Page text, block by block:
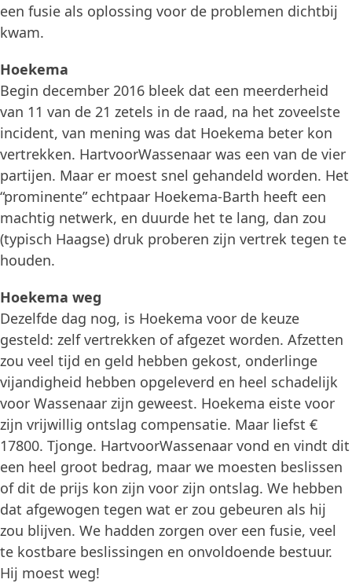
een fusie als oplossing voor de problemen dichtbij
kwam.
Hoekema
Begin december 2016 bleek dat een meerderheid
van 11 van de 21 zetels in de raad, na het zoveelste
incident, van mening was dat Hoekema beter kon
vertrekken. HartvoorWassenaar was een van de vier
partijen. Maar er moest snel gehandeld worden. Het
“prominente” echtpaar Hoekema-Barth heeft een
machtig netwerk, en duurde het te lang, dan zou
(typisch Haagse) druk proberen zijn vertrek tegen te
houden.
Hoekema weg
Dezelfde dag nog, is Hoekema voor de keuze
gesteld: zelf vertrekken of afgezet worden. Afzetten
zou veel tijd en geld hebben gekost, onderlinge
vijandigheid hebben opgeleverd en heel schadelijk
voor Wassenaar zijn geweest. Hoekema eiste voor
zijn vrijwillig ontslag compensatie. Maar liefst €
17800. Tjonge. HartvoorWassenaar vond en vindt dit
een heel groot bedrag, maar we moesten beslissen
of dit de prijs kon zijn voor zijn ontslag. We hebben
dat afgewogen tegen wat er zou gebeuren als hij
zou blijven. We hadden zorgen over een fusie, veel
te kostbare beslissingen en onvoldoende bestuur.
Hij moest weg!